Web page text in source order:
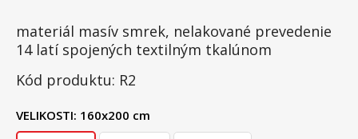
materiál masív smrek, nelakované prevedenie
14 latí spojených textilným tkalúnom
Kód produktu: R2
VELIKOSTI: 160x200 cm